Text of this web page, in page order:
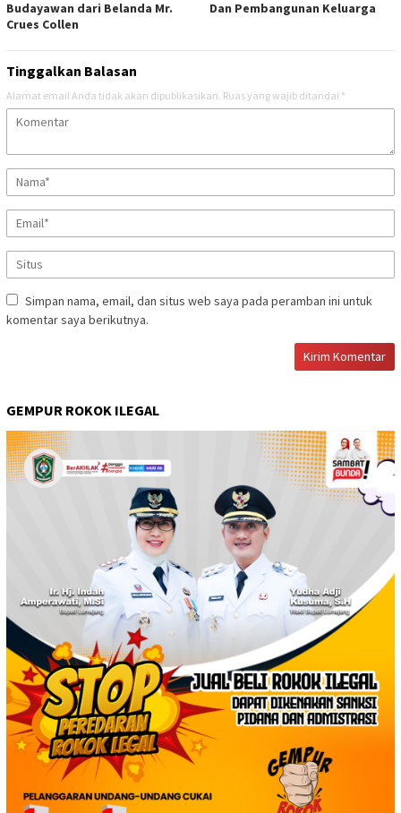
Budayawan dari Belanda Mr.
Crues Collen
Dan Pembangunan Keluarga
Tinggalkan Balasan
Alamat email Anda tidak akan dipublikasikan. Ruas yang wajib ditandai *
Simpan nama, email, dan situs web saya pada peramban ini untuk
komentar saya berikutnya.
GEMPUR ROKOK ILEGAL